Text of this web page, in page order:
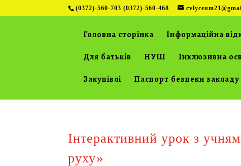
(0372)-560-703 (0372)-560-468
Головна сторінка Інформаційна
Для батьків
НУШ Інклюзивна
Закупівлі
Паспорт безпеки закладу
Інтерактивний урок з
руху»